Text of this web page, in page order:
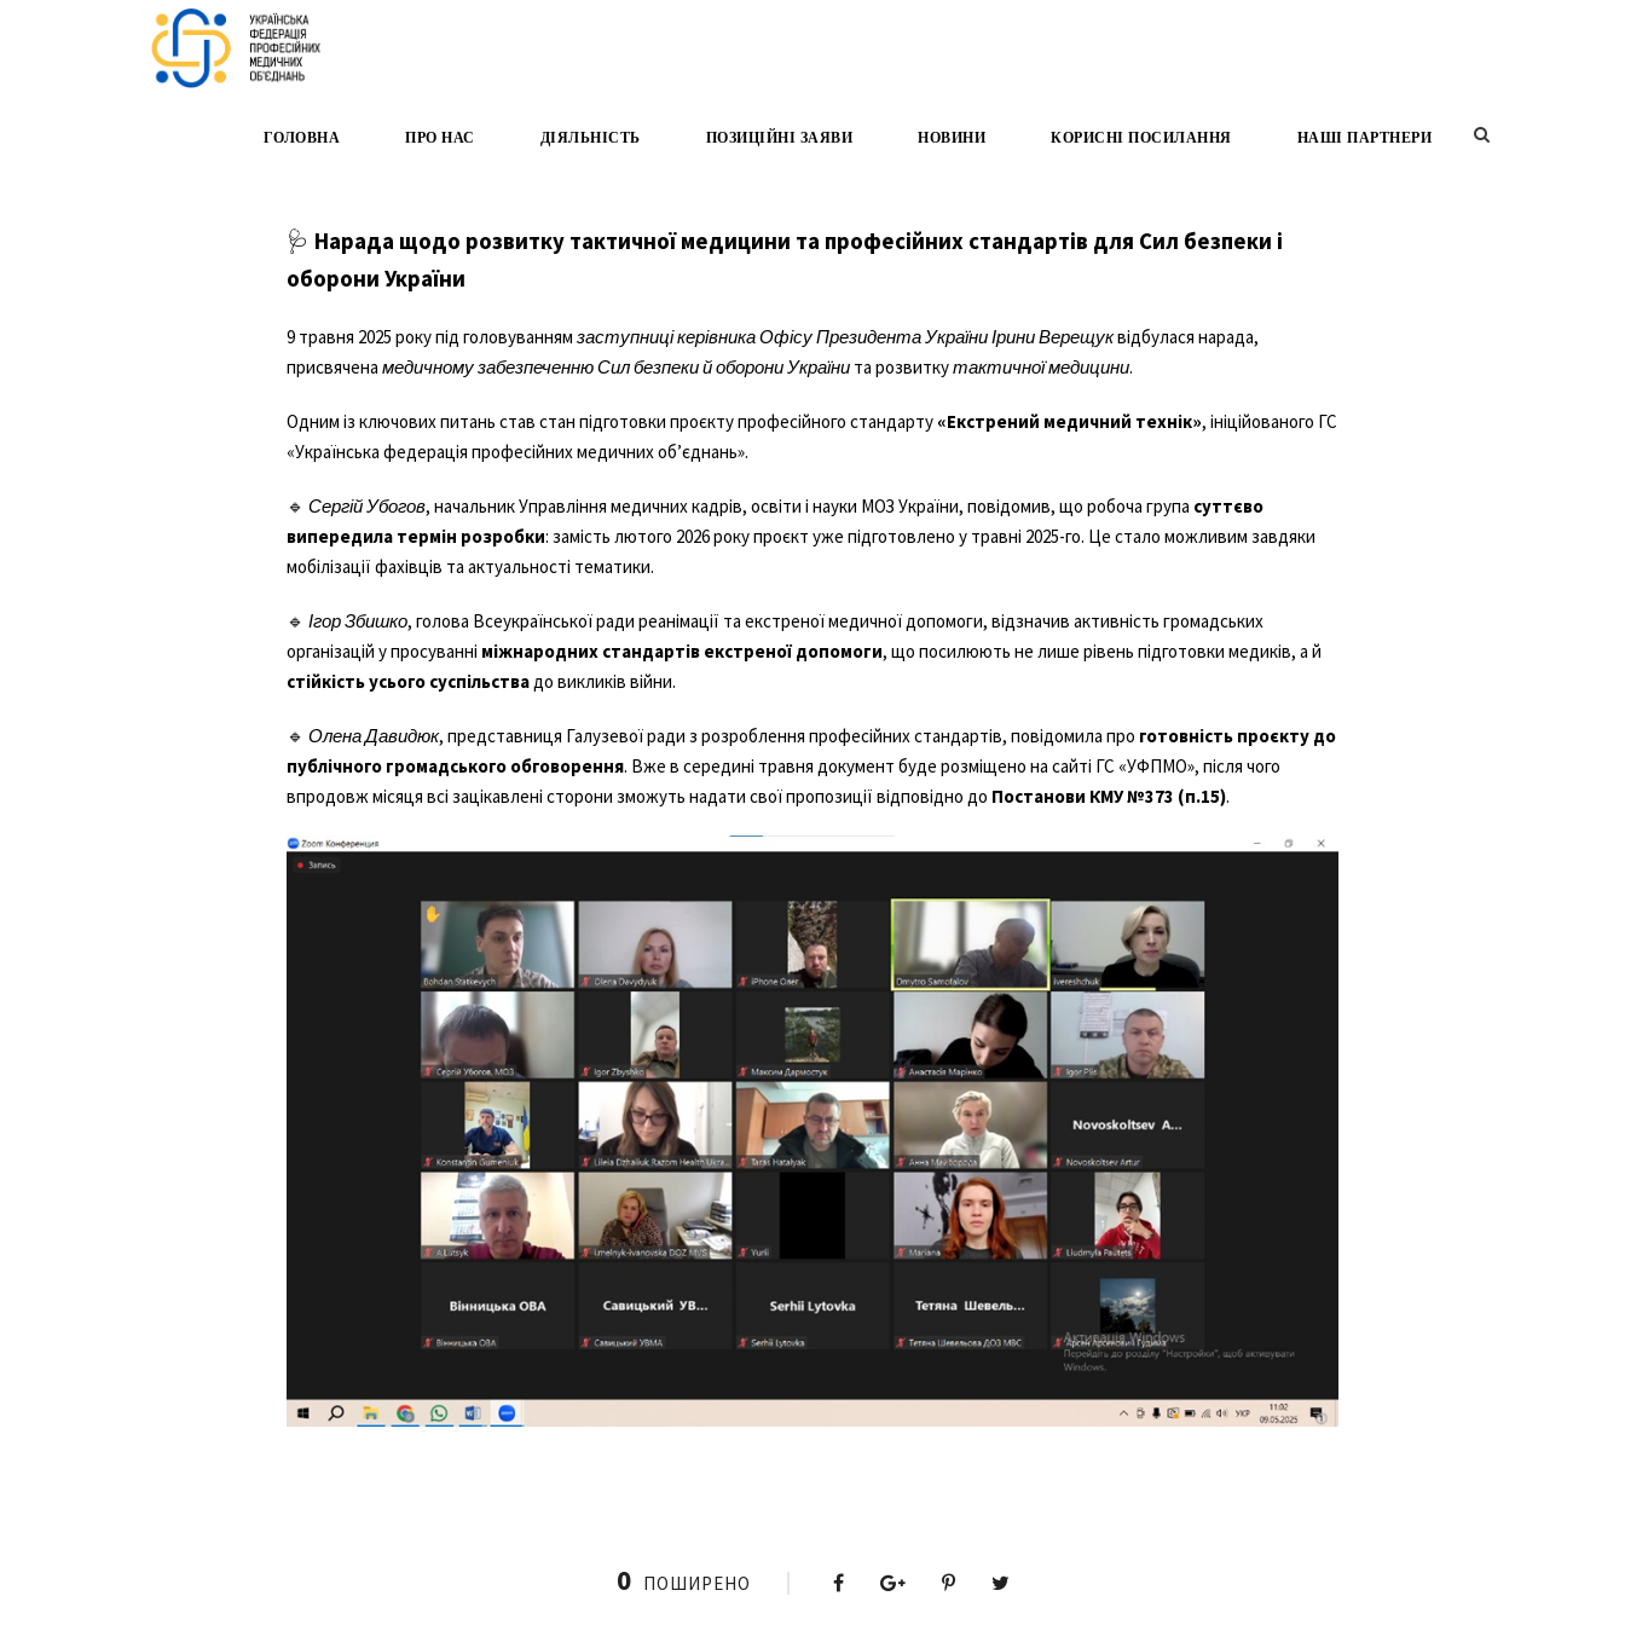
ГОЛОВНА ПРО НАС ДІЯЛЬНІСТЬ ПОЗИЦІЙНІ ЗАЯВИ НОВИНИ КОРИСНІ ПОСИЛАННЯ НАШІ ПАРТНЕРИ
🩺 Нарада щодо розвитку тактичної медицини та професійних стандартів для Сил безпеки і
оборони України
9 травня 2025 року під головуванням заступниці керівника Офісу Президента України Ірини Верещуквідбулася нарада,
присвячена медичному забезпеченню Сил безпеки й оборони України та розвиткутактичної медицини.
Одним із ключових питань став стан підготовки проєкту професійного стандарту «Екстрений медичний технік», ініційованого ГС
«Українська федерація професійних медичних об’єднань».
🔹 Сергій Убогов, начальник Управління медичних кадрів, освіти і науки МОЗ України, повідомив, що робоча група суттєво
випередила термін розробки: замість лютого 2026 року проєкт уже підготовлено у травні 2025-го. Це стало можливим завдяки
мобілізації фахівців та актуальності тематики.
🔹 Ігор Збишко, голова Всеукраїнської ради реанімації та екстреної медичної допомоги, відзначив активність громадських
організацій у просуванні міжнародних стандартів екстреної допомоги, що посилюють не лише рівень підготовки медиків, а й
стійкість усього суспільства до викликів війни.
🔹 Олена Давидюк, представниця Галузевої ради з розроблення професійних стандартів, повідомила про готовність проєкту до
публічного громадського обговорення. Вже в середині травня документ буде розміщено на сайті ГС «УФПМО», після чого
впродовж місяця всі зацікавлені сторони зможуть надати свої пропозиції відповідно до Постанови КМУ №373 (п.15).
0 ПОШИРЕНО